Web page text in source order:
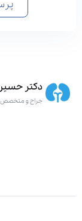
پرسش